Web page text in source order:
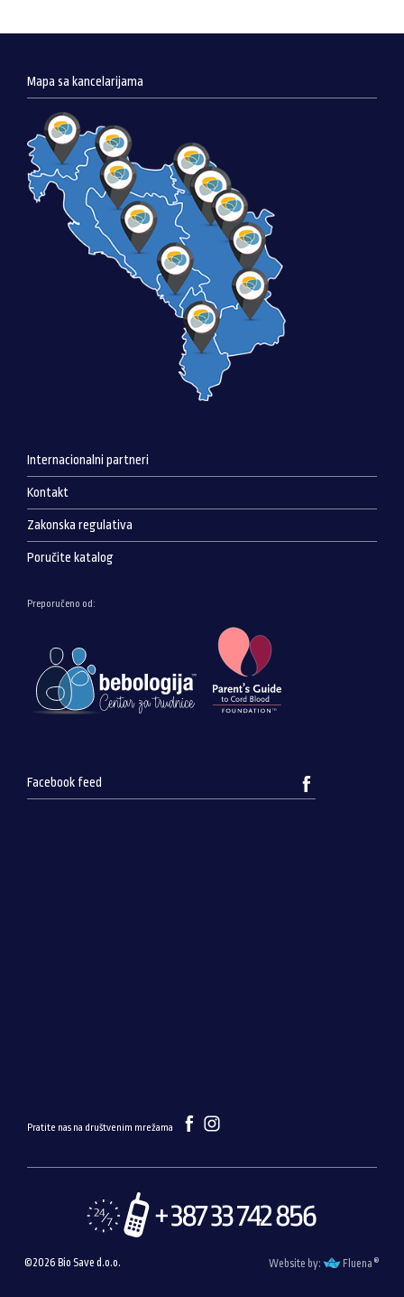
Mapa sa kancelarijama
Internacionalni partneri
Kontakt
Zakonska regulativa
Poručite katalog
Preporučeno od:
Facebook feed
Pratite nas na društvenim mrežama
©2026 Bio Save d.o.o. Website by: Fluena ®